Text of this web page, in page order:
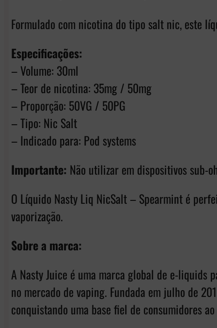
Formulado com nicotina do tipo salt nic, este
Especificações:
– Volume: 30ml
– Teor de nicotina: 35mg / 50mg
– Proporção: 50VG / 50PG
– Tipo: Nic Salt
– Indicado para: Pod systems
Importante: Não utilizar em dispositivos sub-
O Líquido Nasty Liq NicSalt – Spearmint é
vaporização.
Sobre a marca:
A Nasty Juice é uma marca global de e-liquids
no mercado de vaping. Fundada em julho de
conquistando uma base fiel de consumidores